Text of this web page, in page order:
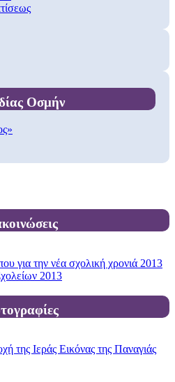
Οσμήν
για την νέα σχολική χρονιά 2013
2013
της Ιεράς Εικόνας της Παναγιάς